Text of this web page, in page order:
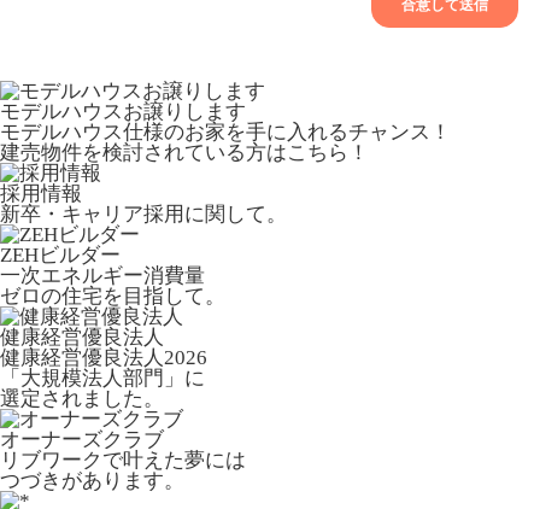
モデルハウスお譲りします
モデルハウス仕様のお家を手に入れるチャンス！
建売物件を検討されている方はこちら！
採用情報
新卒・キャリア採用に関して。
ZEHビルダー
一次エネルギー消費量
ゼロの住宅を目指して。
健康経営優良法人
健康経営優良法人2026
「大規模法人部門」に
選定されました。
オーナーズクラブ
リブワークで叶えた夢には
つづきがあります。